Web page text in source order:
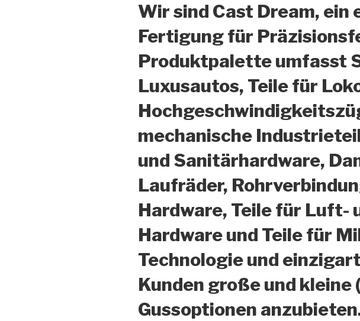
Wir sind Cast Dream, ein
Fertigung für
Produktpalette umfasst
Luxusautos, Teile für
mechanische
und Sanitärhardware,
Laufräder,
Hardware, Teile für Luft-
Hardware und Teile für
Technologie und
Kunden große und kleine
Gussoptionen